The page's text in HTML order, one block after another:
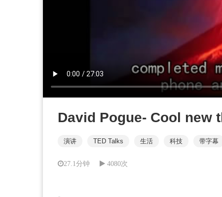
David Pogue- Cool new
演讲 TED Talks 生活 科技 带字幕
27.1分钟 4080次